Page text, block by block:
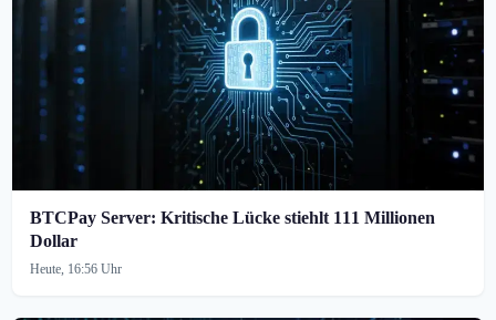
BTCPay Server: Kritische Lücke stiehlt 111 Millionen
Dollar
Heute, 16:56 Uhr